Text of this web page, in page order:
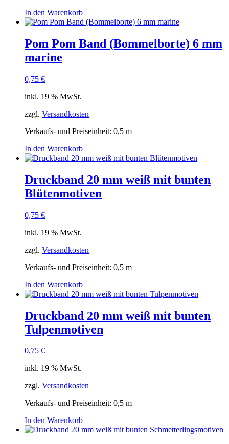
In den Warenkorb
Pom Pom Band (Bommelborte) 6 mm
marine
0,75 €
inkl. 19 % MwSt.
zzgl. Versandkosten
Verkaufs- und Preiseinheit: 0,5 m
In den Warenkorb
Druckband 20 mm weiß mit bunten
Blütenmotiven
0,75 €
inkl. 19 % MwSt.
zzgl. Versandkosten
Verkaufs- und Preiseinheit: 0,5 m
In den Warenkorb
Druckband 20 mm weiß mit bunten
Tulpenmotiven
0,75 €
inkl. 19 % MwSt.
zzgl. Versandkosten
Verkaufs- und Preiseinheit: 0,5 m
In den Warenkorb